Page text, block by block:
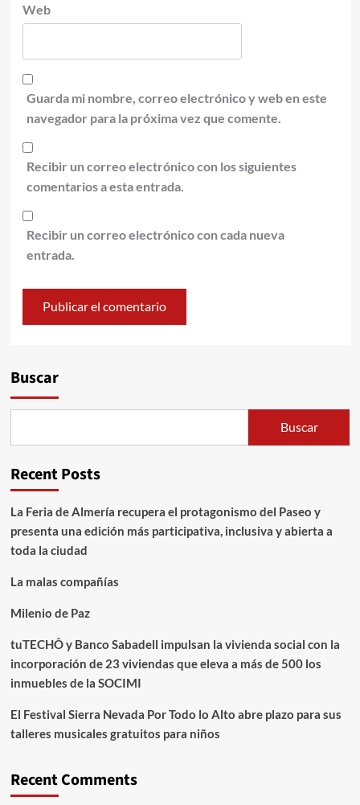
Web
Guarda mi nombre, correo electrónico y web en este
navegador para la próxima vez que comente.
Recibir un correo electrónico con los siguientes
comentarios a esta entrada.
Recibir un correo electrónico con cada nueva
entrada.
Buscar
Buscar
Recent Posts
La Feria de Almería recupera el protagonismo del Paseo y
presenta una edición más participativa, inclusiva y abierta a
toda la ciudad
La malas compañías
Milenio de Paz
tuTECHÔ y Banco Sabadell impulsan la vivienda social con la
incorporación de 23 viviendas que eleva a más de 500 los
inmuebles de la SOCIMI
El Festival Sierra Nevada Por Todo lo Alto abre plazo para sus
talleres musicales gratuitos para niños
Recent Comments